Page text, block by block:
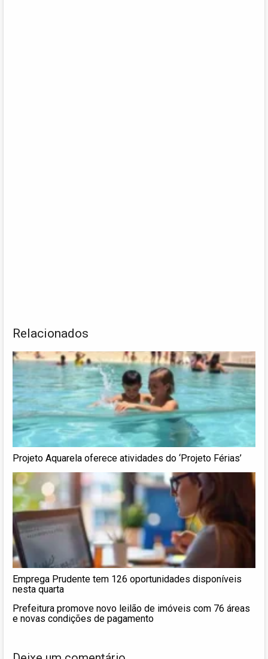
Relacionados
Projeto Aquarela oferece atividades do ‘Projeto Férias’
Emprega Prudente tem 126 oportunidades disponíveis
nesta quarta
Prefeitura promove novo leilão de imóveis com 76 áreas
e novas condições de pagamento